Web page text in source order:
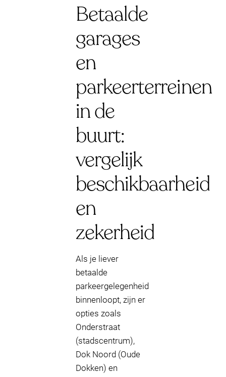
Betaalde
garages
en
parkeerterreinen
in de
buurt:
vergelijk
beschikbaarheid
en
zekerheid
Als je liever
betaalde
parkeergelegenheid
binnenloopt, zijn er
opties zoals
Onderstraat
(stadscentrum),
Dok Noord (Oude
Dokken) en